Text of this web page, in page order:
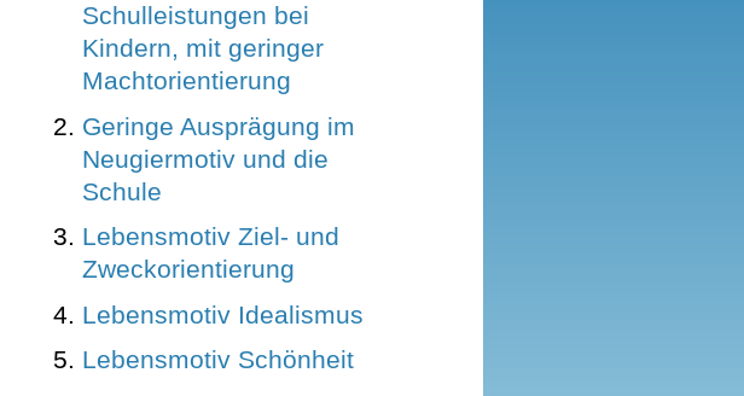
Schulleistungen bei
Kindern, mit geringer
Machtorientierung
Geringe Ausprägung im
Neugiermotiv und die
Schule
Lebensmotiv Ziel- und
Zweckorientierung
Lebensmotiv Idealismus
Lebensmotiv Schönheit